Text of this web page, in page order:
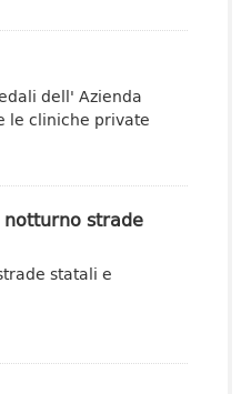
dell' Azienda
le cliniche private
strade
statali e